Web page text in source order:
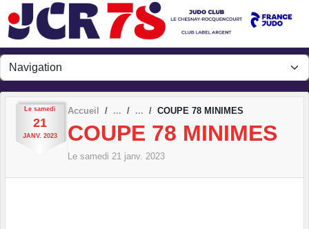
Le samedi
21
JANV. 2023
Accueil COUPE 78 MINIMES
COUPE 78 MINIMES
Le samedi 21 janv. 2023
Panneau de gestion des cookies